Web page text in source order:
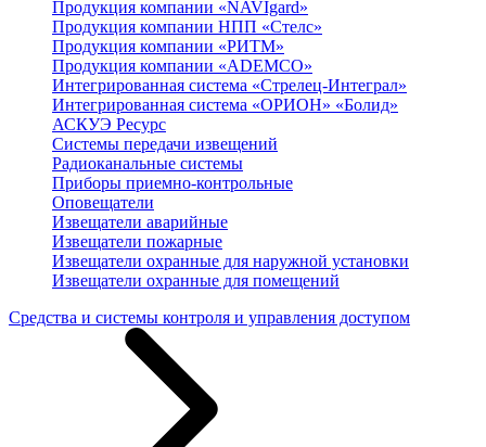
Продукция компании «NAVIgard»
Продукция компании НПП «Стелс»
Продукция компании «РИТМ»
Продукция компании «ADEMCO»
Интегрированная система «Стрелец-Интеграл»
Интегрированная система «ОРИОН» «Болид»
АСКУЭ Ресурс
Системы передачи извещений
Радиоканальные системы
Приборы приемно-контрольные
Оповещатели
Извещатели аварийные
Извещатели пожарные
Извещатели охранные для наружной установки
Извещатели охранные для помещений
Средства и системы контроля и управления доступом